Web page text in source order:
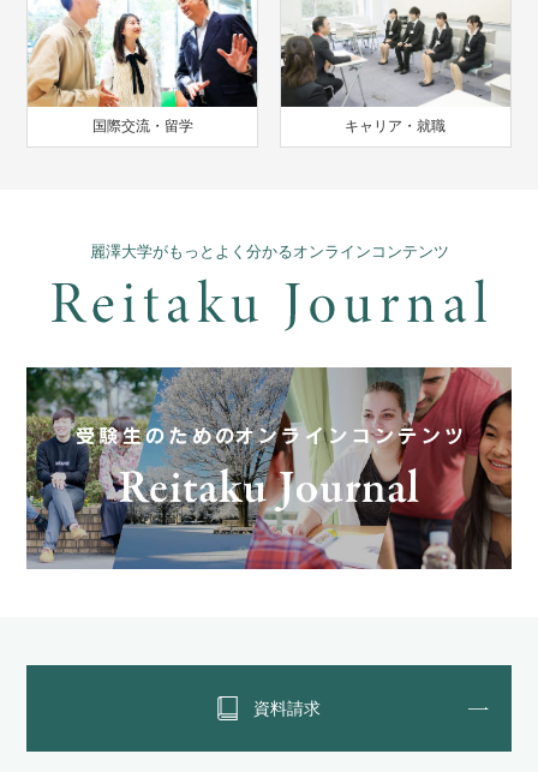
国際交流・留学 キャリア・就職
麗澤大学がもっとよく分かるオンラインコンテンツ
資料請求